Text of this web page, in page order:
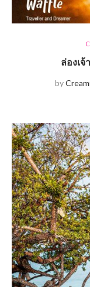
ล่องเ
by